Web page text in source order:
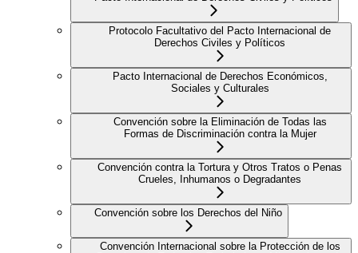
Protocolo Facultativo del Pacto Internacional de
Derechos Civiles y Políticos
Pacto Internacional de Derechos Económicos,
Sociales y Culturales
Convención sobre la Eliminación de Todas las
Formas de Discriminación contra la Mujer
Convención contra la Tortura y Otros Tratos o Penas
Crueles, Inhumanos o Degradantes
Convención sobre los Derechos del Niño
Convención Internacional sobre la Protección de los